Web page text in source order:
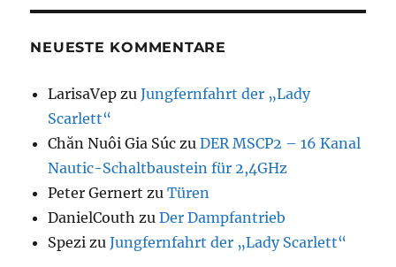
NEUESTE KOMMENTARE
LarisaVep zuJungfernfahrt der „Lady
Scarlett“
Chăn Nuôi Gia Súc zuDER MSCP2 – 16 Kanal
Nautic-Schaltbaustein für 2,4GHz
Peter Gernert zuTüren
DanielCouth zuDer Dampfantrieb
Spezi zuJungfernfahrt der „Lady Scarlett“